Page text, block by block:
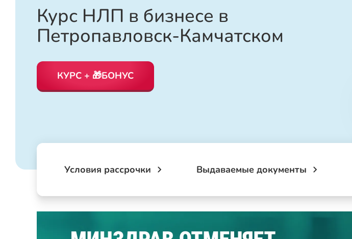
Курс НЛП в бизнесе в
Петропавловск-Камчатском
КУРС + 🎁БОНУС
Условия рассрочки Выдаваемые документы